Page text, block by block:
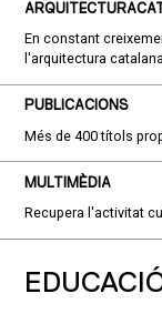
En constant
l'arquitectura
PUBLICACIONS
Més de 400 títols
MULTIMÈDIA
Recupera l'activitat